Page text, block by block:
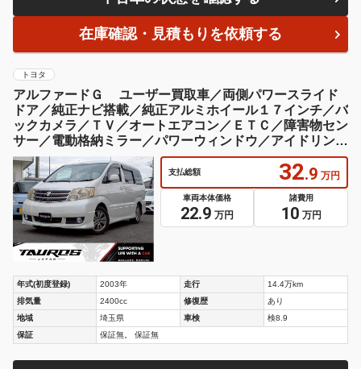
在庫確認・見積もりを依頼する
トヨタ
アルファードＧ ユーザー買取車／両側パワースライド
ドア／純正ナビ搭載／純正アルミホイール１７インチ／バ
ックカメラ／ＴＶ／オートエアコン／ＥＴＣ／障害物セン
サー／電動格納ミラー／パワーウィンドウ／アイドリング
ストップ
支払総額 32.9 万円
車両本体価格
22.9 万円
諸費用
10 万円
年式(初度登録) 2003年 走行
14.4万km
排気量
2400cc 修復歴
あり
地域
埼玉県 車検
検8.9
保証
保証無。 保証無